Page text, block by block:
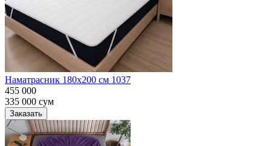
Наматрасник 180х200 см 1037
455 000
335 000 сум
Заказать